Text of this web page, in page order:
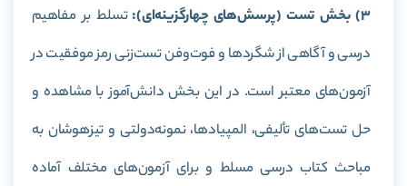
3) بخش تست (پرسش‌های چهارگزینه‌ای):
تسلط بر مفاهیم
درسی و آگاهی از شگردها و فوت‌وفن تست‌زنی رمز موفقیت در
آزمون‌های معتبر است. در این بخش دانش‌آموز با مشاهده و
حل تست‌های تألیفی، المپیادها، نمونه‌دولتی و تیزهوشان به
مباحث کتاب درسی مسلط و برای آزمون‌های مختلف آماده